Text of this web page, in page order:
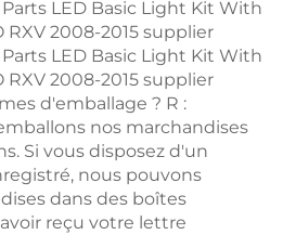
d'emballage ? R :
nos marchandises
Si vous disposez d'un
nous pouvons
dans des boîtes
reçu votre lettre